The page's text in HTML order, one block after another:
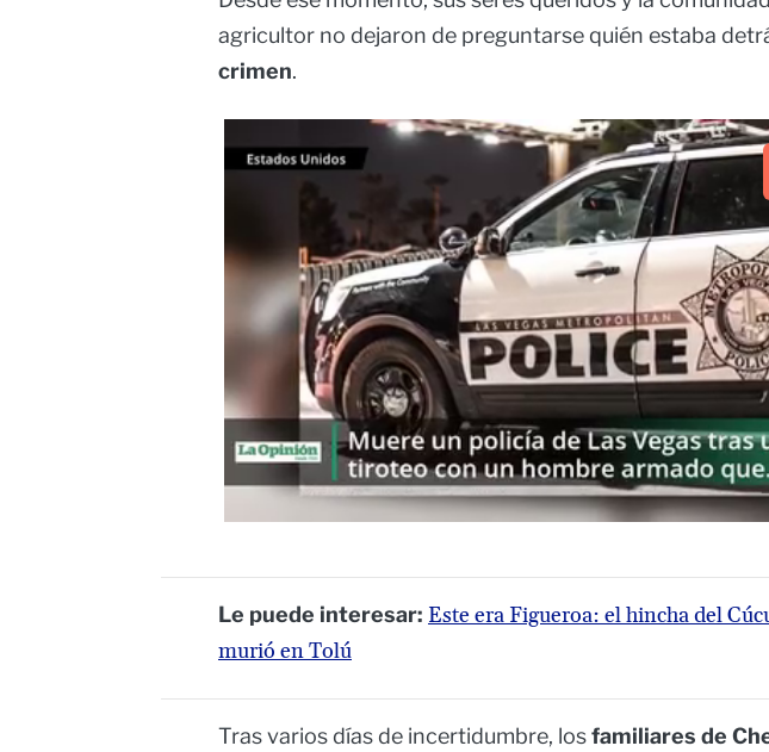
agricultor no dejaron de preguntarse quién estaba
crimen.
Le puede interesar: Este era Figueroa: el hincha del
murió en Tolú
Tras varios días de incertidumbre, losfamiliares de